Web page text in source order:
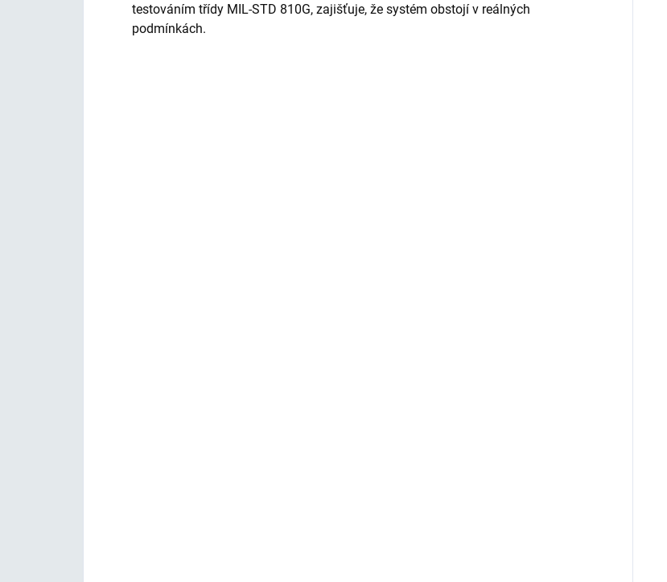
testováním třídy MIL-STD 810G, zajišťuje, že systém obstojí v reálných
podmínkách.